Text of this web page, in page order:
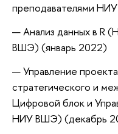
преподавателями
Анализ данных в R
ВШЭ) (январь 2022)
Управление
стратегического и
Цифровой блок и
НИУ ВШЭ) (декабрь